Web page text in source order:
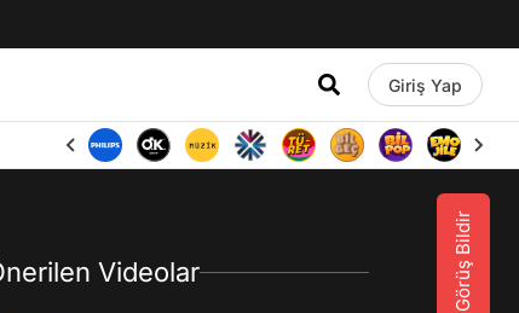
Giriş Yap
Görüş Bildir
Videolar